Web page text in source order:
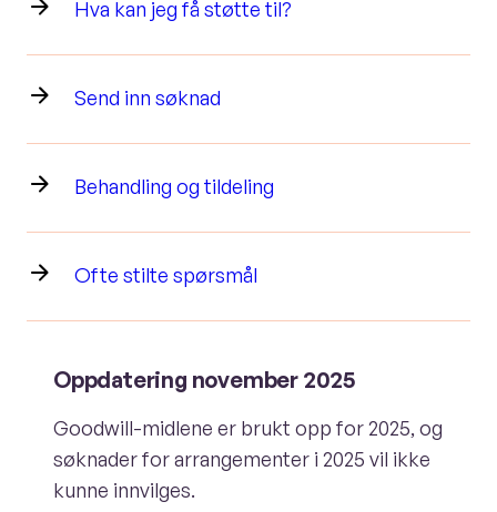
Hva kan jeg få støtte til?
Send inn søknad
Behandling og tildeling
Ofte stilte spørsmål
Oppdatering november 2025
Goodwill-midlene er brukt opp for 2025, og
søknader for arrangementer i 2025 vil ikke
kunne innvilges.